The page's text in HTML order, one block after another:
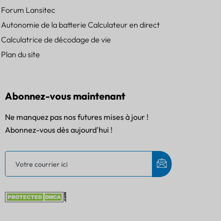
Forum Lansitec
Autonomie de la batterie Calculateur en direct
Calculatrice de décodage de vie
Plan du site
Abonnez-vous maintenant
Ne manquez pas nos futures mises à jour !
Abonnez-vous dès aujourd'hui !